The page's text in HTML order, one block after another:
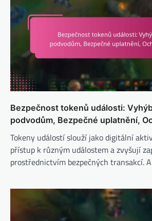
Bezpečnost tokenů události:
podvodům, Bezpečné uplatnění,
Tokeny událostí slouží jako digitální
přístup k různým událostem a zvyšují
prostřednictvím bezpečných transakcí.